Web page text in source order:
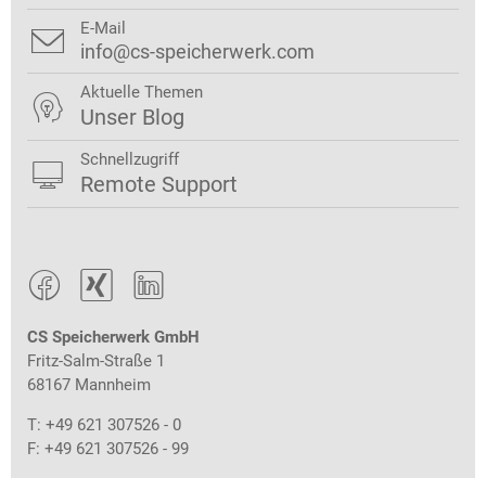
  
CS Speicherwerk GmbH
Fritz-Salm-Straße 1
68167 Mannheim
T: +49 621 307526 - 0
F: +49 621 307526 - 99
 E-Mail
info@cs-speicherwerk.com
 Aktuelle Themen
Unser Blog
 Schnellzugriff
Remote Support